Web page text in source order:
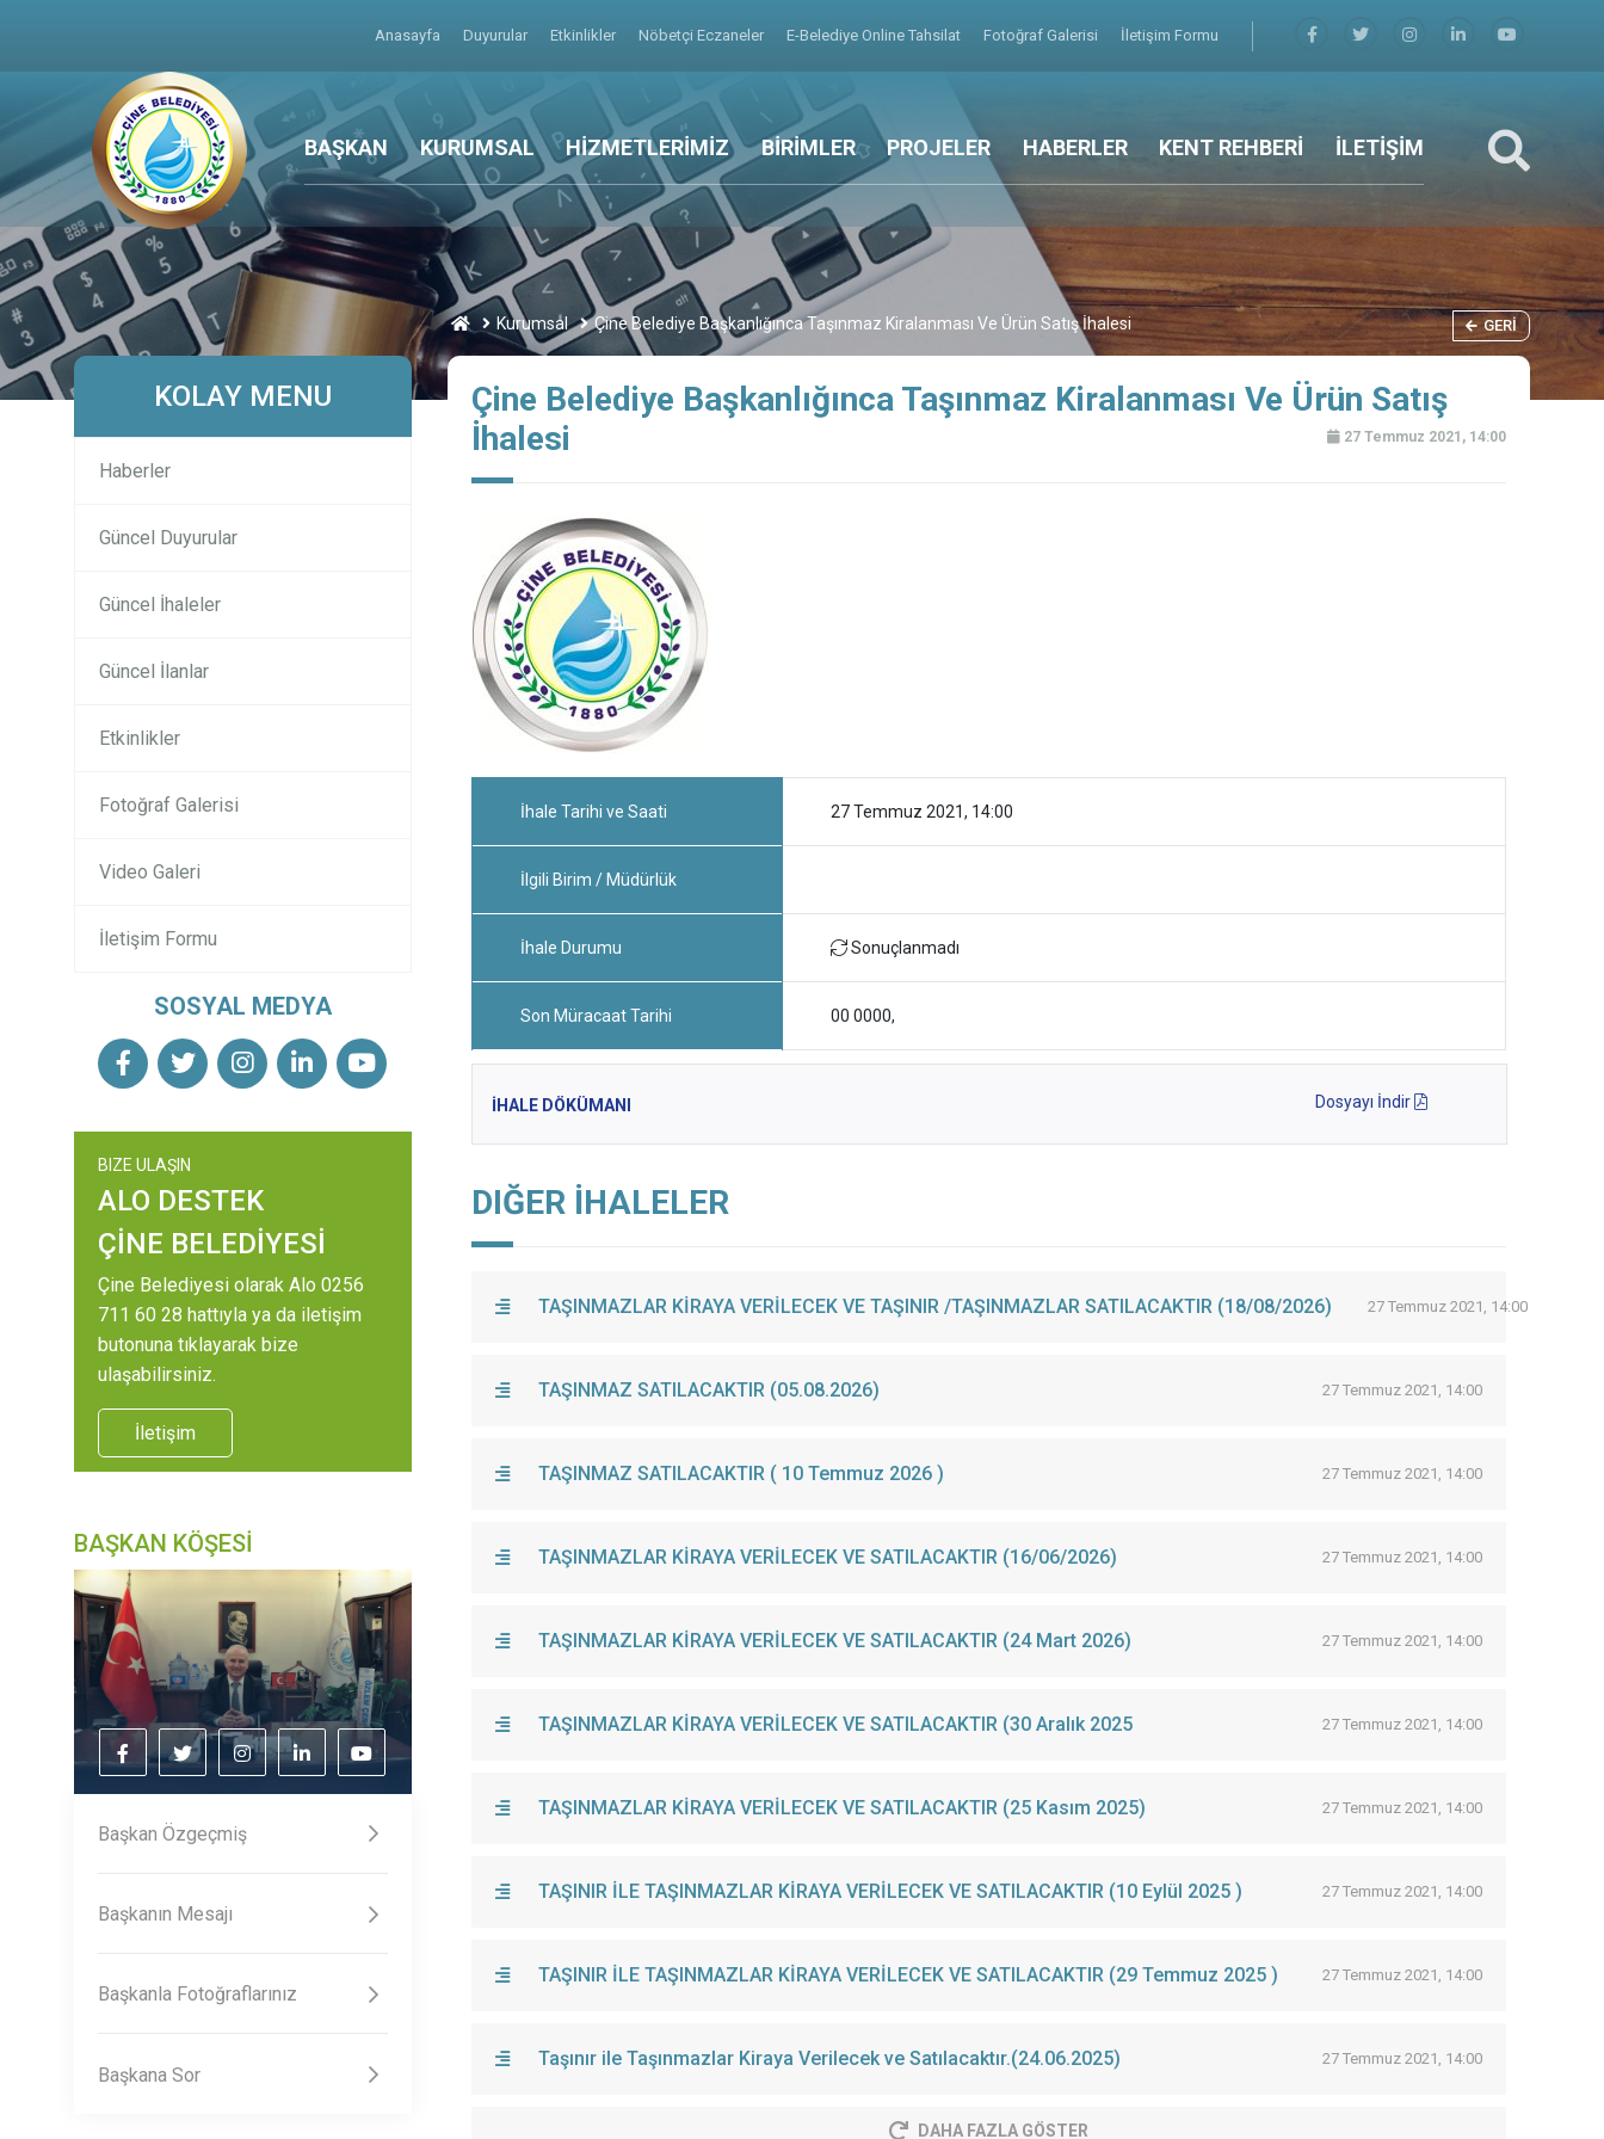
Anasayfa Duyurular Etkinlikler Nöbetçi Eczaneler E-Belediye Online Tahsilat Fotoğraf Galerisi İletişim Formu
BAŞKAN KURUMSAL HİZMETLERİMİZ BİRİMLER PROJELER HABERLER KENT REHBERİ İLETİŞİM
Kurumsal Çine Belediye Başkanlığınca Taşınmaz Kiralanması Ve Ürün Satış İhalesi GERI
KOLAY MENU
Haberler
Güncel Duyurular
Güncel İhaleler
Güncel İlanlar
Etkinlikler
Fotoğraf Galerisi
Video Galeri
İletişim Formu
SOSYAL MEDYA
BIZE ULAŞIN
ALO DESTEK
ÇİNE BELEDİYESİ
Çine Belediyesi olarak Alo 0256
711 60 28 hattıyla ya da iletişim
butonuna tıklayarak bize
ulaşabilirsiniz.
İletişim
BAŞKAN KÖŞESİ
Başkan Özgeçmiş
Başkanın Mesajı
Başkanla Fotoğraflarınız
Başkana Sor
Çine Belediye Başkanlığınca Taşınmaz Kiralanması Ve Ürün Satış
İhalesi
27 Temmuz 2021, 14:00
İhale Tarihi ve Saati 27 Temmuz 2021, 14:00
İlgili Birim / Müdürlük
İhale Durumu Sonuçlanmadı
Son Müracaat Tarihi 00 0000,
İHALE DÖKÜMANI Dosyayı İndir
DIĞER İHALELER
TAŞINMAZLAR KİRAYA VERİLECEK VE TAŞINIR /TAŞINMAZLAR SATILACAKTIR (18/08/2026) 27 Temmuz 2021, 14:00
TAŞINMAZ SATILACAKTIR (05.08.2026) 27 Temmuz 2021, 14:00
TAŞINMAZ SATILACAKTIR ( 10 Temmuz 2026 ) 27 Temmuz 2021, 14:00
TAŞINMAZLAR KİRAYA VERİLECEK VE SATILACAKTIR (16/06/2026) 27 Temmuz 2021, 14:00
TAŞINMAZLAR KİRAYA VERİLECEK VE SATILACAKTIR (24 Mart 2026) 27 Temmuz 2021, 14:00
TAŞINMAZLAR KİRAYA VERİLECEK VE SATILACAKTIR (30 Aralık 2025 27 Temmuz 2021, 14:00
TAŞINMAZLAR KİRAYA VERİLECEK VE SATILACAKTIR (25 Kasım 2025) 27 Temmuz 2021, 14:00
TAŞINIR İLE TAŞINMAZLAR KİRAYA VERİLECEK VE SATILACAKTIR (10 Eylül 2025 ) 27 Temmuz 2021, 14:00
TAŞINIR İLE TAŞINMAZLAR KİRAYA VERİLECEK VE SATILACAKTIR (29 Temmuz 2025 ) 27 Temmuz 2021, 14:00
Taşınır ile Taşınmazlar Kiraya Verilecek ve Satılacaktır.(24.06.2025) 27 Temmuz 2021, 14:00
DAHA FAZLA GÖSTER